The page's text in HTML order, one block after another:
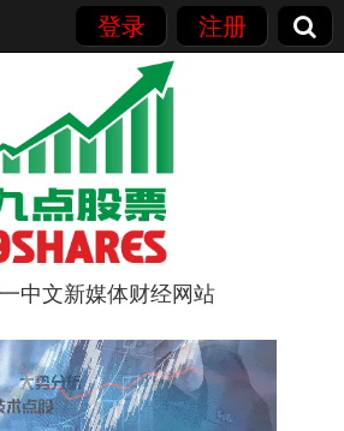
登录 注册
中文新媒体财经网站